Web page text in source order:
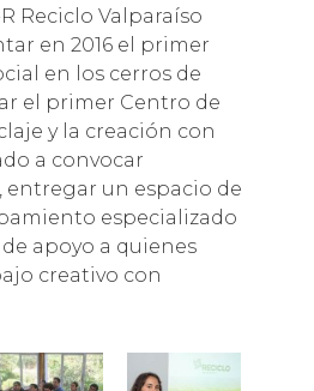
Reciclo Valparaíso
en 2016 el primer
en los cerros de
el primer Centro de
y la creación con
a convocar
entregar un espacio de
especializado
apoyo a quienes
creativo con